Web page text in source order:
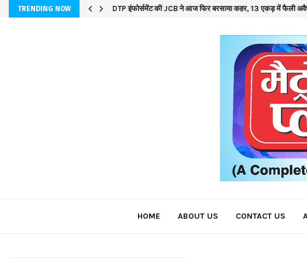
TRENDING NOW DTP इंफोर्समेंट की JCB ने आज फिर बरसाया कहर, 13 एकड़ में फैली
HOME ABOUT US CONTACT US